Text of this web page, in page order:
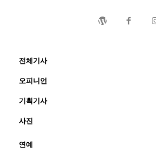
전체기사
오피니언
기획기사
사진
연예